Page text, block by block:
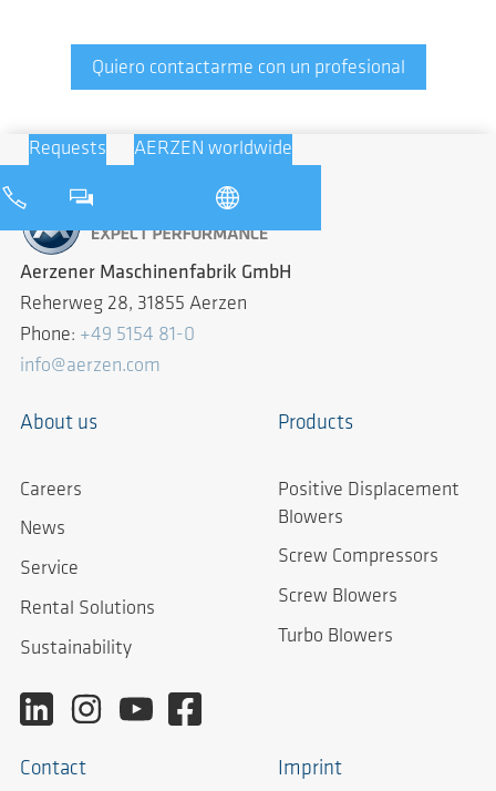
Quiero contactarme con un profesional
Requests AERZEN worldwide
Aerzener Maschinenfabrik GmbH
Reherweg 28, 31855 Aerzen
Phone: +49 5154 81-0
info@aerzen.com
About us
Careers
News
Service
Rental Solutions
Sustainability
Products
Positive Displacement
Blowers
Screw Compressors
Screw Blowers
Turbo Blowers
Contact Imprint